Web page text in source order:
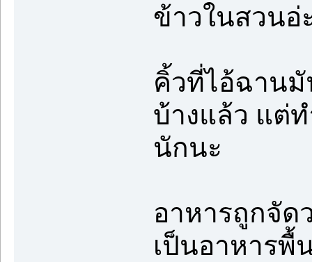
ข้าวในสวนอ่
คิ้วที่ไอ้ฉานมั
บ้างแล้ว แต่
นักนะ
อาหารถูกจั
เป็นอาหารพื้